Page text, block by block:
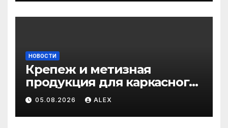
НОВОСТИ
Крепеж и метизная
продукция для каркасного
и загородного
строительства: от
саморезов до анкеров
05.08.2026 ALEX